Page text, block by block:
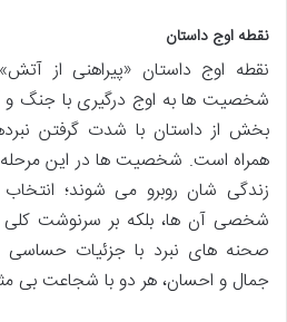
نقطه اوج داستان
نقطه اوج داستان «پیراهنی از
شخصیت ها به اوج درگیری با جنگ و
بخش از داستان با شدت گرفتن
همراه است. شخصیت ها در این
زندگی شان روبرو می شوند؛
شخصی آن ها، بلکه بر سرنوشت کلی
صحنه های نبرد با جزئیات
جمال و احسان، هر دو با شجاعت بی